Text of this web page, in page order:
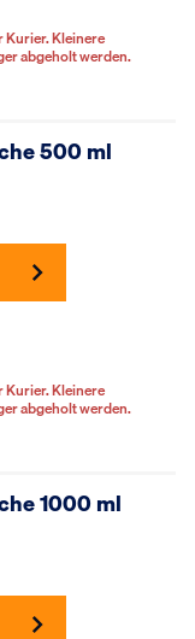
Kurier. Kleinere
abgeholt werden.
Kurier. Kleinere
abgeholt werden.
500 ml
1000 ml